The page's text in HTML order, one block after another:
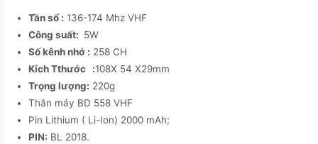
Tần số : 136-174 Mhz VHF
Công suất: 5W
Số kênh nhớ : 258 CH
Kích Tthước :108X 54 X29mm
Trọng lượng: 220g
Thân máy BD 558 VHF
Pin Lithium ( Li-Ion) 2000 mAh;
PIN: BL 2018.